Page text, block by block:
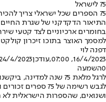
75 לישראל
75 הספרים שכל ישראלי צריך להכיר: היינו העתיד, מאת יעל נאמן
התיאור הדקדקני של שגרת
בחומרים ארכיוניים לצד קטעי
למסמך האוצר בתוכו זיכרון
דפנה לוי
16/4/2023, 07:00
,עודכן4/2023, 14:36
0השמעה
לרגל מלאת 75 שנה
לגבש רשימה של 75
ושנואים, שהספרות הישראלית